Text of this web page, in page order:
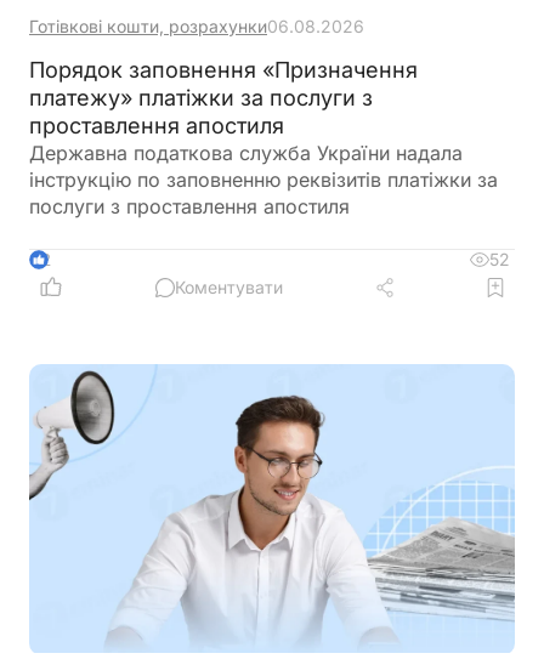
Готівкові кошти, розрахунки06.08.2026
Порядок заповнення «Призначення
платежу» платіжки за послуги з
проставлення апостиля
Державна податкова служба України надала
інструкцію по заповненню реквізитів платіжки за
послуги з проставлення апостиля
2
52
Коментувати